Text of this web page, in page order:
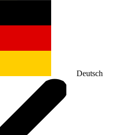
Deutsch